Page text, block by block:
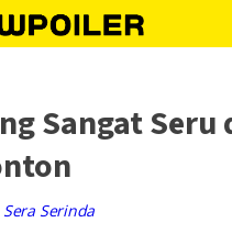
Sangat Seru
Sera Serinda